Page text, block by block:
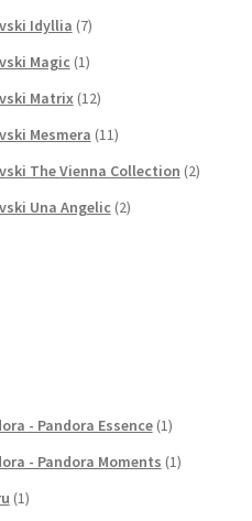
Idyllia (7)
Magic (1)
Matrix (12)
Mesmera (11)
The Vienna Collection (2)
Una Angelic (2)
- Pandora Essence (1)
- Pandora Moments (1)
(1)